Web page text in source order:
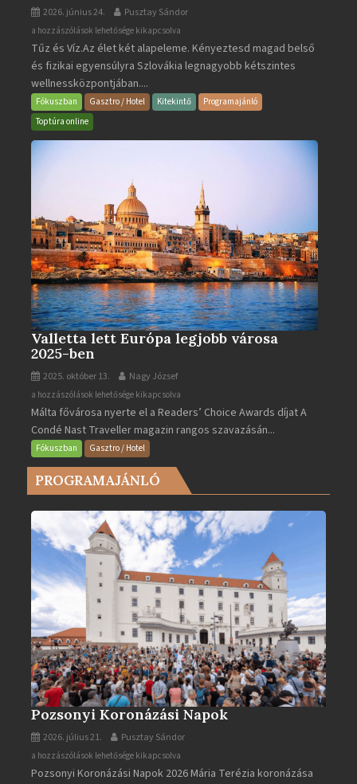
2026. június 24. Pusztay Sándor
Aquacity
Poprad
·
Wellness
és
Gyógyfürdő
a hozzászólások lehetősége kikapcsolva
Tűz és Víz.Az élet két alapeleme. Kényeztesd magad belső
és fizikai egyensúlyra Szlovákia legnagyobb kétszintes
wellnessközpontjában....
Fókuszban Gasztro / Hotel Kitekintő
Programajánló
Toptúra online
Valletta lett Európa legjobb városa
2025-ben
2025. október 13. Nagy József
Valletta
lett
Európa
legjobb
2025-
bejegyzéshez
a hozzászólások lehetősége kikapcsolva
Málta fővárosa nyerte el a Readers’ Choice Awards díjat A
Condé Nast Traveller magazin rangos szavazásán...
Fókuszban Gasztro / Hotel
PROGRAMAJÁNLÓ
Pozsonyi Koronázási Napok
2026. július 21. Pusztay Sándor
Pozsonyi
Koronázási
a hozzászólások lehetősége kikapcsolva
Pozsonyi Koronázási Napok 2026 Mária Terézia koronázása